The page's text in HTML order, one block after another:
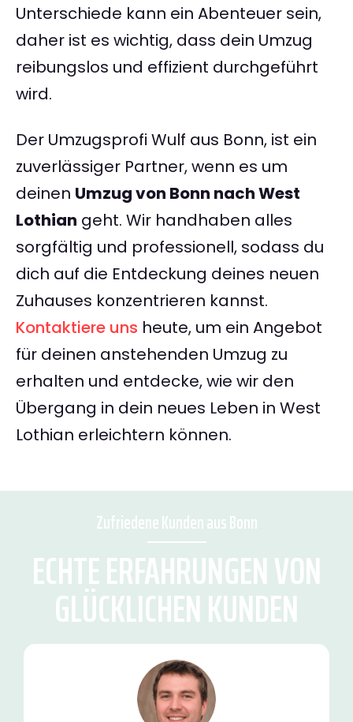
Unterschiede kann ein Abenteuer sein,
daher ist es wichtig, dass dein Umzug
reibungslos und effizient durchgeführt
wird.
Der Umzugsprofi Wulf aus Bonn, ist ein
zuverlässiger Partner, wenn es um
deinen Umzug von Bonn nach West
Lothian geht. Wir handhaben alles
sorgfältig und professionell, sodass du
dich auf die Entdeckung deines neuen
Zuhauses konzentrieren kannst.
Kontaktiere uns heute, um ein Angebot
für deinen anstehenden Umzug zu
erhalten und entdecke, wie wir den
Übergang in dein neues Leben in West
Lothian erleichtern können.
Zufriedene Kunden aus Bonn
ECHTE ERFAHRUNGEN VON
GLÜCKLICHEN KUNDEN